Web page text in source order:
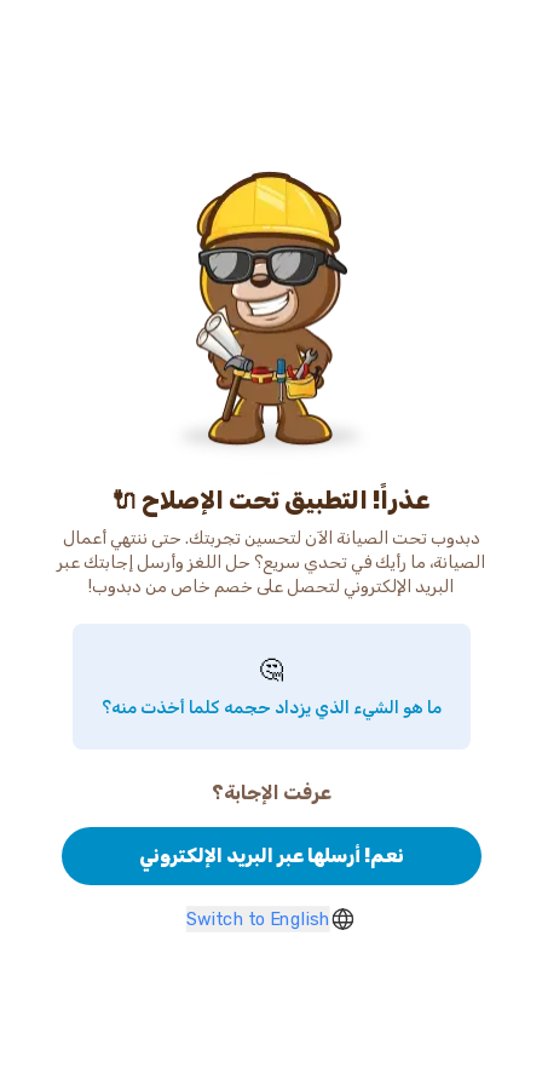
عذراً! التطبيق تحت الإصلاح 🔌
دبدوب تحت الصيانة الآن لتحسين تجربتك. حتى ننتهي أعمال
الصيانة، ما رأيك في تحدي سريع؟ حل اللغز وأرسل إجابتك عبر
البريد الإلكتروني لتحصل على خصم خاص من دبدوب!
🤔
ما هو الشيء الذي يزداد حجمه كلما أخذت منه؟
عرفت الإجابة؟
نعم! أرسلها عبر البريد الإلكتروني
Switch to English